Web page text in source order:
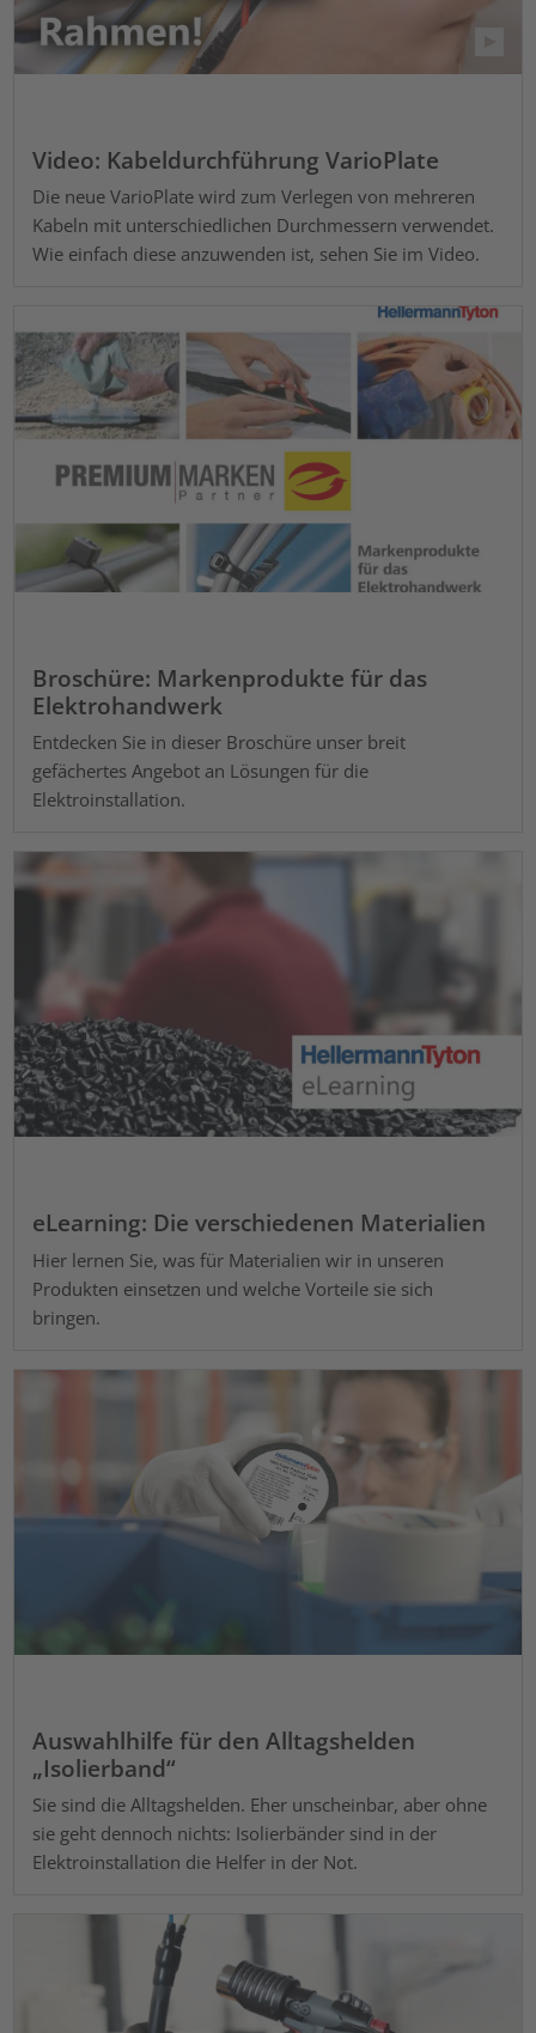
Video: Kabeldurchführung VarioPlate
Die neue VarioPlate wird zum Verlegen von mehreren
Kabeln mit unterschiedlichen Durchmessern verwendet.
Wie einfach diese anzuwenden ist, sehen Sie im Video.
Broschüre: Markenprodukte für das
Elektrohandwerk
Entdecken Sie in dieser Broschüre unser breit
gefächertes Angebot an Lösungen für die
Elektroinstallation.
eLearning: Die verschiedenen Materialien
Hier lernen Sie, was für Materialien wir in unseren
Produkten einsetzen und welche Vorteile sie sich
bringen.
Auswahlhilfe für den Alltagshelden
„Isolierband“
Sie sind die Alltagshelden. Eher unscheinbar, aber ohne
sie geht dennoch nichts: Isolierbänder sind in der
Elektroinstallation die Helfer in der Not.